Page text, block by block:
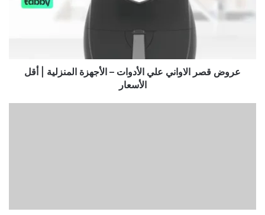
عروض قصر الاواني علي الأدوات – الأجهزة المنزلية | أقل
الأسعار